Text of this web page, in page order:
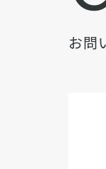
お問